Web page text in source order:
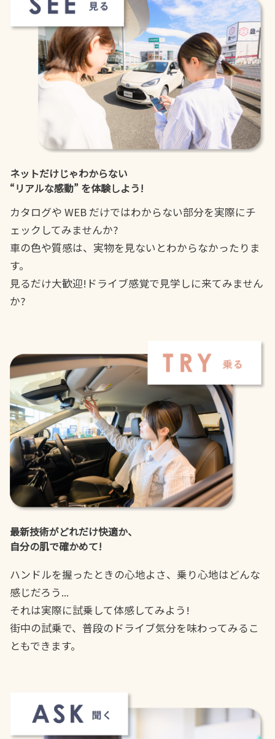
ネットだけじゃわからない
“リアルな感動” を体験しよう!
カタログや WEB だけではわからない部分を実際にチ
ェックしてみませんか?
車の色や質感は、実物を見ないとわからなかったりま
す。
見るだけ大歓迎!ドライブ感覚で見学しに来てみません
か?
最新技術がどれだけ快適か、
自分の肌で確かめて!
ハンドルを握ったときの心地よさ、乗り心地はどんな
感じだろう...
それは実際に試乗して体感してみよう!
街中の試乗で、普段のドライブ気分を味わってみるこ
ともできます。